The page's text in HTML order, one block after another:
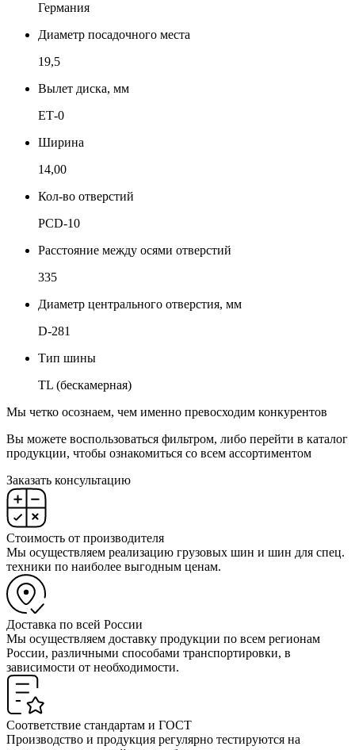
Германия
Диаметр посадочного места
19,5
Вылет диска, мм
ЕТ-0
Ширина
14,00
Кол-во отверстий
PCD-10
Расстояние между осями отверстий
335
Диаметр центрального отверстия, мм
D-281
Тип шины
TL (бескамерная)
Мы четко осознаем, чем именно превосходим конкурентов
Вы можете воспользоваться фильтром, либо перейти в каталог
продукции, чтобы ознакомиться со всем ассортиментом
Заказать консультацию
Стоимость от производителя
Мы осуществляем реализацию грузовых шин и шин для спец.
техники по наиболее выгодным ценам.
Доставка по всей России
Мы осуществляем доставку продукции по всем регионам
России, различными способами транспортировки, в
зависимости от необходимости.
Соответствие стандартам и ГОСТ
Производство и продукция регулярно тестируются на